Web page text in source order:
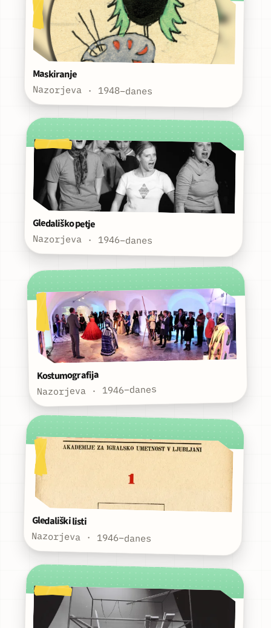
Maskiranje
Nazorjeva · 1948–danes
Gledališko petje
Nazorjeva · 1946–danes
Kostumografija
Nazorjeva · 1946–danes
Gledališki listi
Nazorjeva · 1946–danes